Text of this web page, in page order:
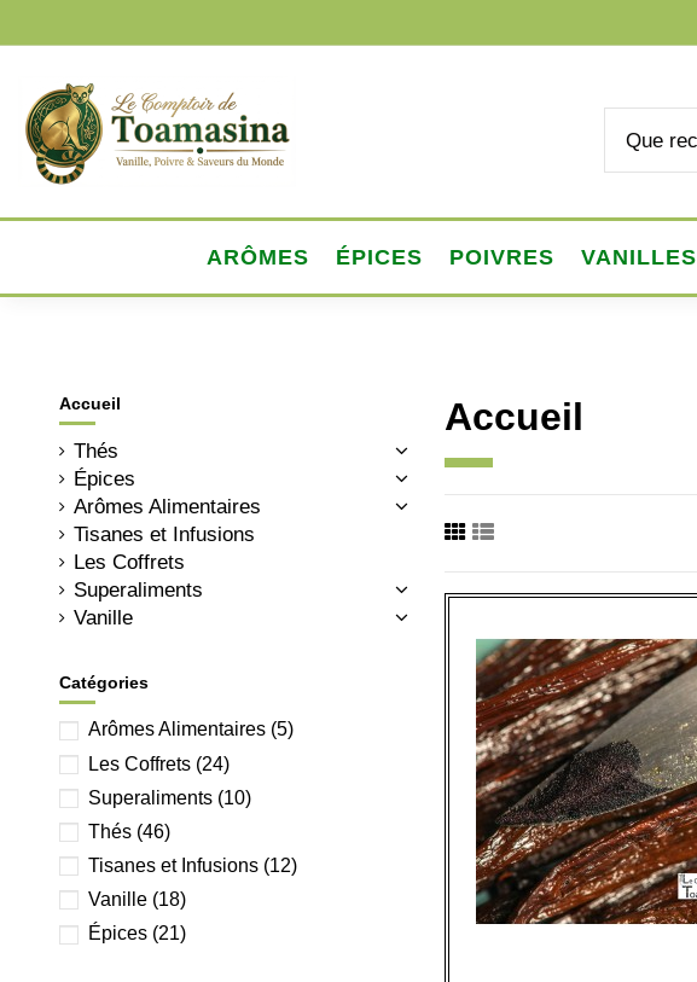
ARÔMES ÉPICES POIVRES VANILLES
Accueil
Accueil
Thés
Épices
Arômes Alimentaires
Tisanes et Infusions
Les Coffrets
Superaliments
Vanille
Catégories
Arômes Alimentaires (5)
Les Coffrets (24)
Superaliments (10)
Thés (46)
Tisanes et Infusions (12)
Vanille (18)
Épices (21)